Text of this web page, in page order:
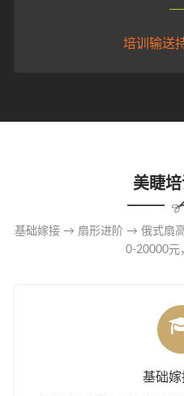
培训输送
美睫
基础嫁接 → 扇形进阶 → 俄式扇
0-20000元
基础嫁